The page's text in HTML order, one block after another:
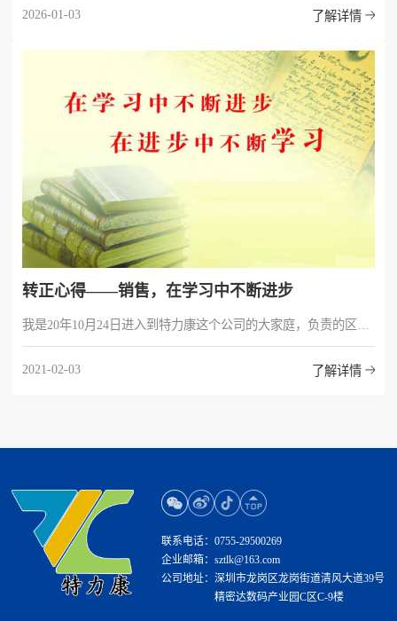
2026-01-03 了解详情
转正心得——销售，在学习中不断进步
2021-02-03 了解详情
联系电话： 0755-29500269
企业邮箱： sztlk@163.com
公司地址： 深圳市龙岗区龙岗街道清风大道39号
精密达数码产业园C区C-9楼